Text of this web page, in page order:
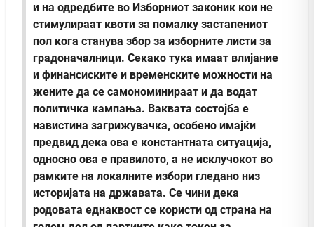
и на одредбите во Изборниот законик кои не
стимулираат квоти за помалку застапениот
пол кога станува збор за изборните листи за
градоначалници. Секако тука имаат влијание
и финансиските и временските можности на
жените да се самономинираат и да водат
политичка кампања. Ваквата состојба е
навистина загрижувачка, особено имајќи
предвид дека ова е константната ситуација,
односно ова е правилото, а не исклучокот во
рамките на локалните избори гледано низ
историјата на државата. Се чини дека
родовата еднаквост се користи од страна на